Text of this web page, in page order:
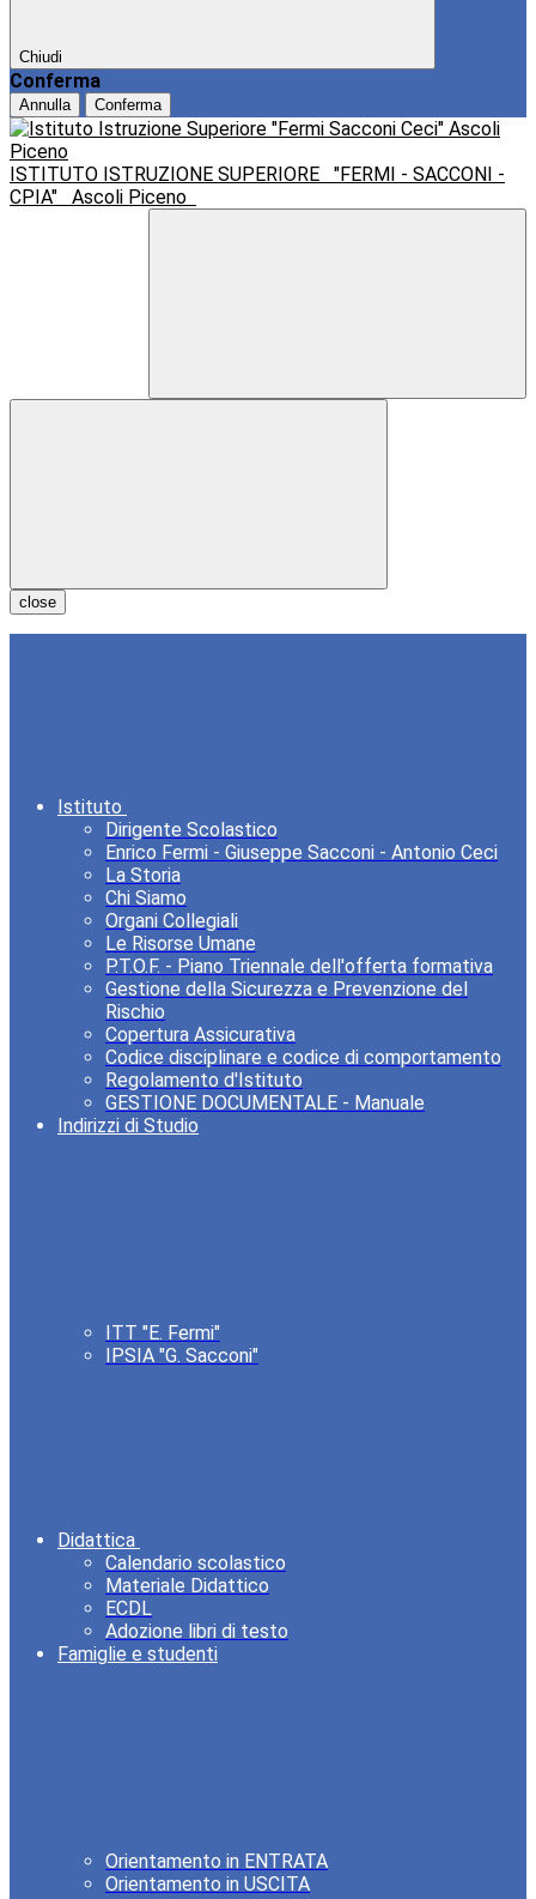
Chiudi
Conferma
Annulla Conferma
ISTITUTO ISTRUZIONE SUPERIORE
"FERMI - SACCONI -
CPIA"
Ascoli Piceno
close
Istituto
Dirigente Scolastico
Enrico Fermi - Giuseppe Sacconi - Antonio Ceci
La Storia
Chi Siamo
Organi Collegiali
Le Risorse Umane
P.T.O.F. - Piano Triennale dell'offerta formativa
Gestione della Sicurezza e Prevenzione del
Rischio
Copertura Assicurativa
Codice disciplinare e codice di comportamento
Regolamento d'Istituto
GESTIONE DOCUMENTALE - Manuale
Indirizzi di Studio
ITT "E. Fermi"
IPSIA "G. Sacconi"
Didattica
Calendario scolastico
Materiale Didattico
ECDL
Adozione libri di testo
Famiglie e studenti
Orientamento in ENTRATA
Orientamento in USCITA